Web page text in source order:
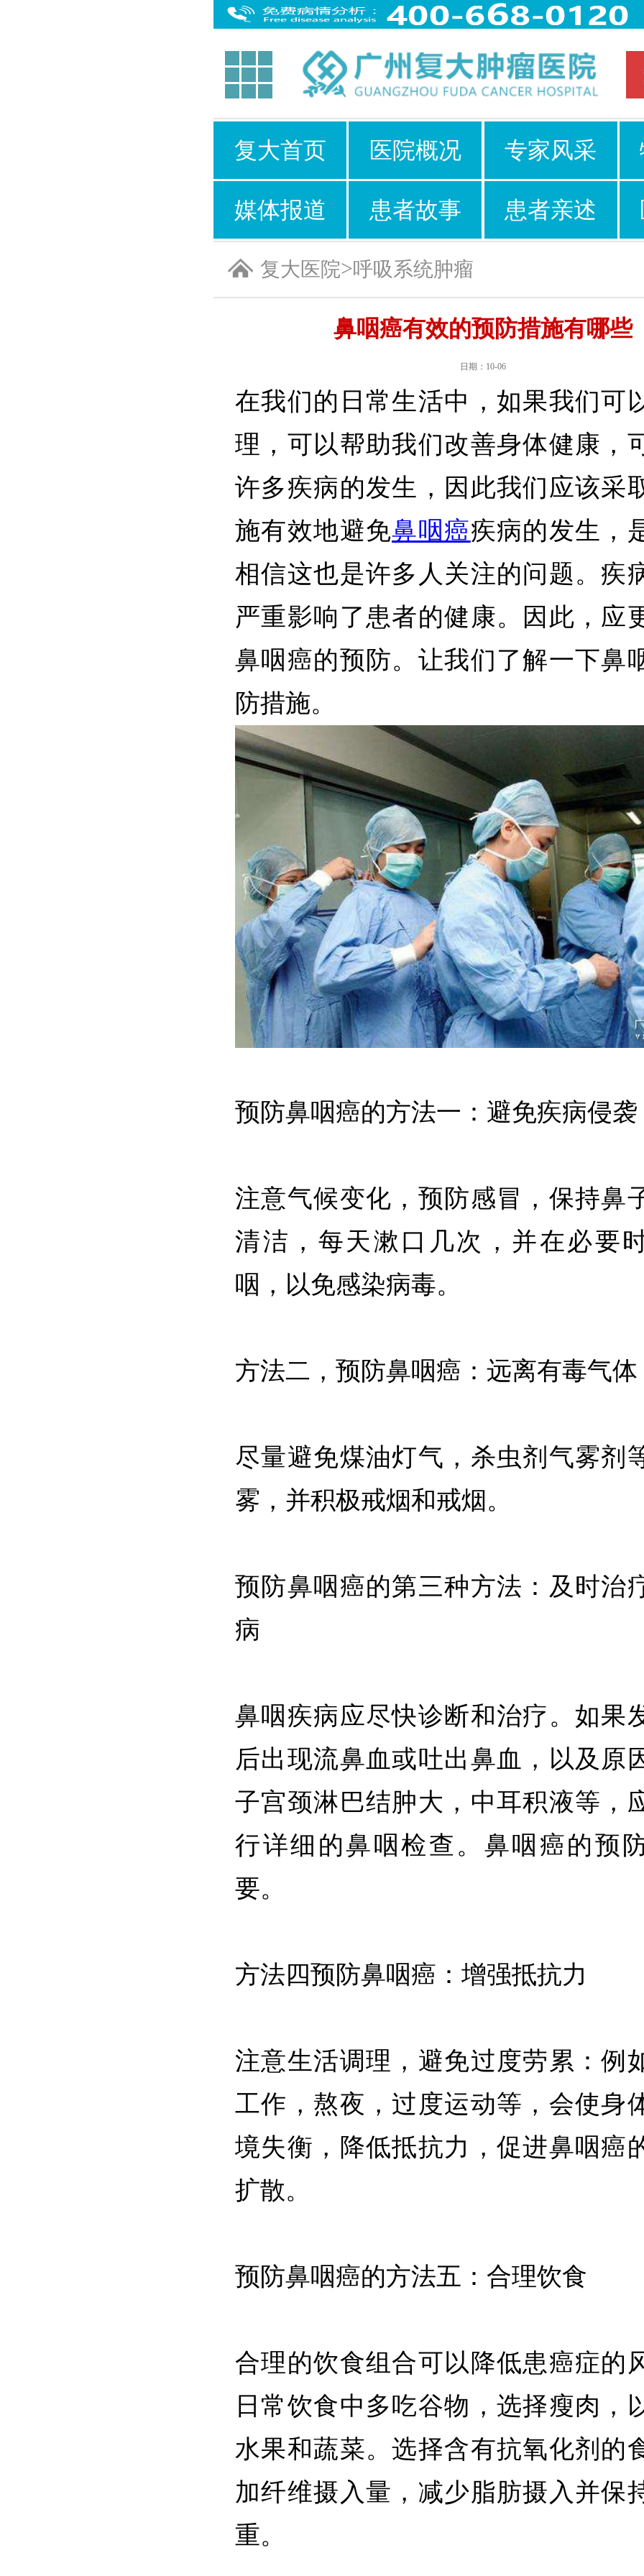
复大首页 医院概况 专家风采
媒体报道 患者故事 患者亲述
复大医院>呼吸系统肿瘤
鼻咽癌有效的预防措施有哪些
日期：10-06
在我们的日常生活中，如果我们可
理，可以帮助我们改善身体健康，
许多疾病的发生，因此我们应该采
施有效地避免鼻咽癌疾病的发生，
相信这也是许多人关注的问题。疾
严重影响了患者的健康。因此，应
鼻咽癌的预防。让我们了解一下鼻
防措施。
预防鼻咽癌的方法一：避免疾病侵袭
注意气候变化，预防感冒，保持鼻
清洁，每天漱口几次，并在必要
咽，以免感染病毒。
方法二，预防鼻咽癌：远离有毒气体
尽量避免煤油灯气，杀虫剂气雾剂
雾，并积极戒烟和戒烟。
预防鼻咽癌的第三种方法：及时治
病
鼻咽疾病应尽快诊断和治疗。如果
后出现流鼻血或吐出鼻血，以及原
子宫颈淋巴结肿大，中耳积液等，
行详细的鼻咽检查。鼻咽癌的预
要。
方法四预防鼻咽癌：增强抵抗力
注意生活调理，避免过度劳累：例
工作，熬夜，过度运动等，会使身
境失衡，降低抵抗力，促进鼻咽癌
扩散。
预防鼻咽癌的方法五：合理饮食
合理的饮食组合可以降低患癌症的
日常饮食中多吃谷物，选择瘦肉，
水果和蔬菜。选择含有抗氧化剂的
加纤维摄入量，减少脂肪摄入并保
重。